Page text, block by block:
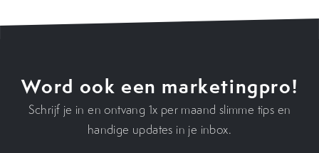
Word ook een marketingpro!
Schrijf je in en ontvang 1x per maand slimme tips en
handige updates in je inbox.